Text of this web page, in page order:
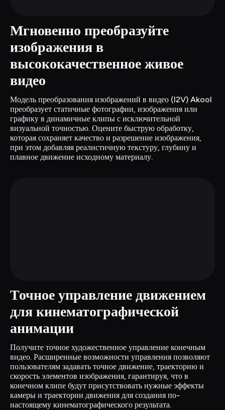
Мгновенно преобразуйте
изображения в
высококачественное живое
видео
Модель преобразования изображений в видео (I2V) Akool
преобразует статичные фотографии, изображения или
графику в динамичные клипы с исключительной
визуальной точностью. Оцените быструю обработку,
которая сохраняет качество и разрешение изображения,
при этом добавляя реалистичную текстуру, глубину и
плавное движение исходному материалу.
Точное управление движением
для кинематографической
анимации
Получите точное художественное управление конечным
видео. Расширенные возможности управления позволяют
пользователям задавать точное движение, траекторию и
скорость элементов изображения, гарантируя, что в
конечном клипе будут присутствовать нужные эффекты
камеры и траектории движения для создания по-
настоящему кинематографического результата.